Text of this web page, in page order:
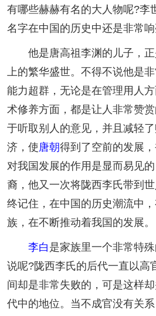
有哪些赫赫有名的大人物呢?李
名字在中国的历史中还是非常响
他是唐高祖李渊的儿子，正
上的繁华盛世。不得不说他是
能力超群，无论是在管理用人
术修养方面，都是让人非常赞
于听取别人的意见，并且减轻
济，使唐朝得到了空前的发展
对我国发展的作用是显而易见
裔，他又一次将陇西李氏带到
终记住，在中国的历史潮流中
族，在不断推动着我国的发展。
李白 是家族里一个非常特
说呢?陇西李氏的后代一直以高
间却是非常失败的，可是这样
代中的地位。当不成官没有关